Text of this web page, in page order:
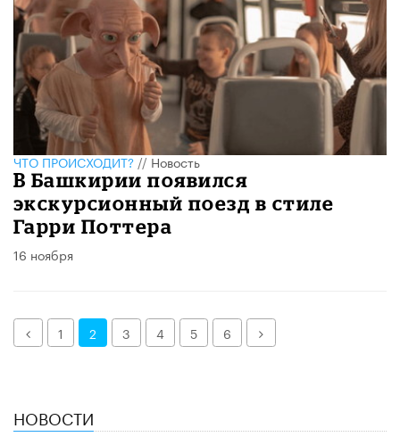
ЧТО ПРОИСХОДИТ?//Новость
В Башкирии появился
экскурсионный поезд в стиле
Гарри Поттера
16 ноября
Назад1 2 3 4 5 6 Далее
НОВОСТИ